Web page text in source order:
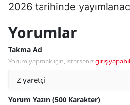
2026 tarihinde
Yorumlar
Takma Ad
Yorum yapmak için, istersenizgiriş
Yorum Yazın (500 Karakter)